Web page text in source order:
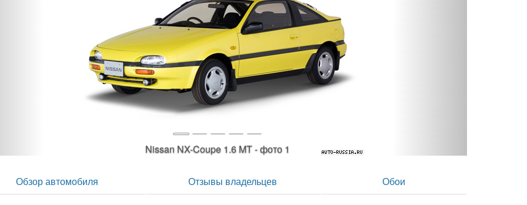
Nissan NX-Coupe 1.6 MT - фото 2
Обзор автомобиля Отзывы владельцев Обои